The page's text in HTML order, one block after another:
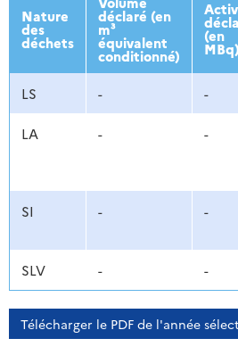
Nature
des
déchets
déclaré (en
m³
équivalent
conditionné)
(en
MBq)
LS - -
LA - -
SI - -
SLV - -
Télécharger le PDF de l'année